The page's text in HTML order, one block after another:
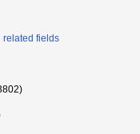
related fields